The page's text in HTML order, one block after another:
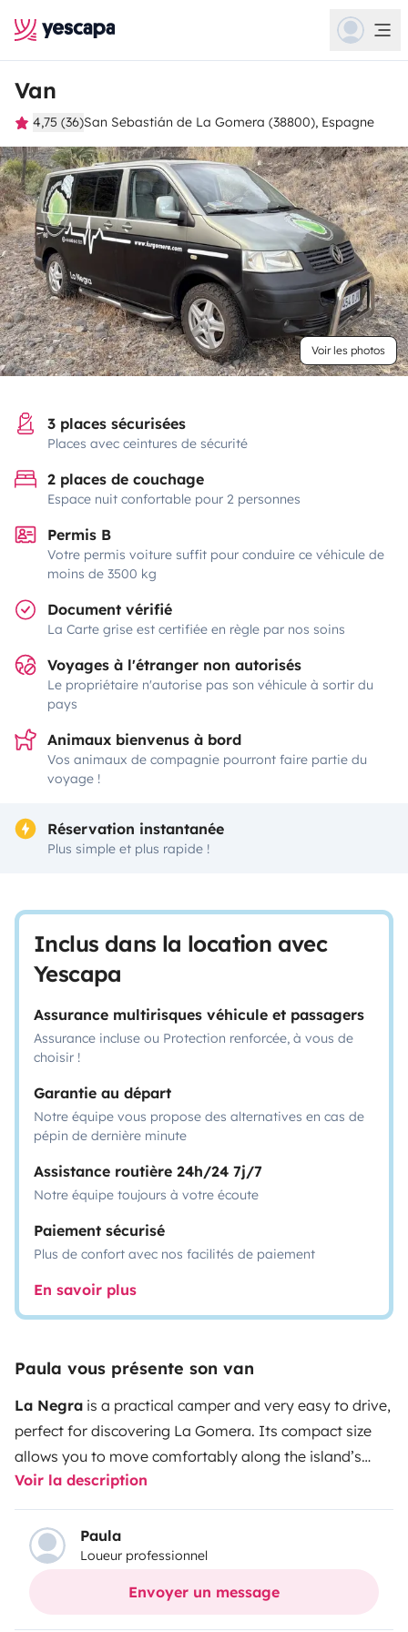
Van
4,75 (36)San Sebastián de La Gomera (38800), Espagne
Voir les photos
3 places sécurisées
Places avec ceintures de sécurité
2 places de couchage
Espace nuit confortable pour 2 personnes
Permis B
Votre permis voiture suffit pour conduire ce véhicule de
moins de 3500 kg
Document vérifié
La Carte grise est certifiée en règle par nos soins
Voyages à l'étranger non autorisés
Le propriétaire n'autorise pas son véhicule à sortir du
pays
Animaux bienvenus à bord
Vos animaux de compagnie pourront faire partie du
voyage !
Réservation instantanée
Plus simple et plus rapide !
Inclus dans la location avec
Yescapa
Assurance multirisques véhicule et passagers
Assurance incluse ou Protection renforcée, à vous de
choisir !
Garantie au départ
Notre équipe vous propose des alternatives en cas de
pépin de dernière minute
Assistance routière 24h/24 7j/7
Notre équipe toujours à votre écoute
Paiement sécurisé
Plus de confort avec nos facilités de paiement
En savoir plus
Paula vous présente son van
La Negra is a practical camper and very easy to drive,
perfect for discovering La Gomera. Its compact size
allows you to move comfortably along the island’s
roads and park easily near beaches, viewpoints or
villages.It is equipped with everything you need to
travel with freedom: a comfortable bed, small kitchen
with a gas stove, sink with water tank, fridge, storage
space for luggage and a table with chairs to enjoy
Voir la description
Paula
Loueur professionnel
Envoyer un message